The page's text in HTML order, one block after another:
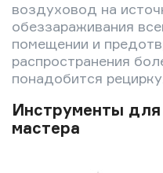
воздуховод на
обеззараживания
помещении и
распространения
понадобится
Инструменты
мастера